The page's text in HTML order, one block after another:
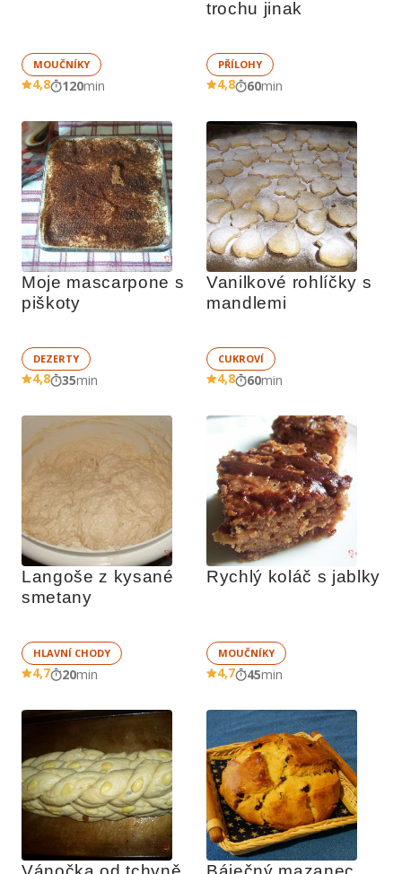
MOUČNÍKY
4,8 120min
trochu jinak
PŘÍLOHY
4,8 60min
Moje mascarpone s
piškoty
DEZERTY
4,8 35min
Vanilkové rohlíčky s
mandlemi
CUKROVÍ
4,8 60min
Langoše z kysané
smetany
HLAVNÍ CHODY
4,7 20min
Rychlý koláč s jablky
MOUČNÍKY
4,7 45min